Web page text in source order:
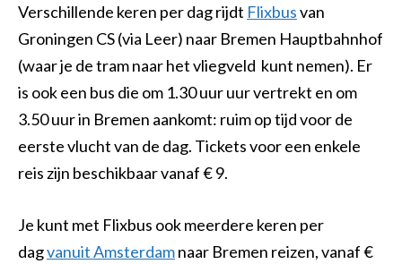
Verschillende keren per dag rijdt Flixbusvan
Groningen CS (via Leer) naar Bremen Hauptbahnhof
(waar je de tram naar het vliegveld kunt nemen). Er
is ook een bus die om 1.30 uur uur vertrekt en om
3.50 uur in Bremen aankomt: ruim op tijd voor de
eerste vlucht van de dag. Tickets voor een enkele
reis zijn beschikbaar vanaf € 9.
Je kunt met Flixbus ook meerdere keren per
dagvanuit Amsterdamnaar Bremen reizen, vanaf €